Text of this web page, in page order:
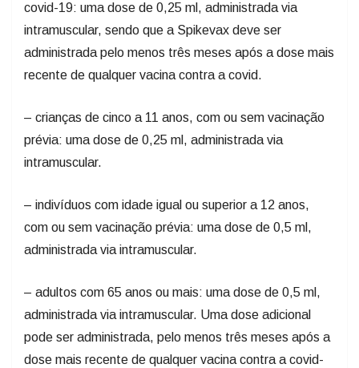
covid-19: uma dose de 0,25 ml, administrada via
intramuscular, sendo que a Spikevax deve ser
administrada pelo menos três meses após a dose mais
recente de qualquer vacina contra a covid.
– crianças de cinco a 11 anos, com ou sem vacinação
prévia: uma dose de 0,25 ml, administrada via
intramuscular.
– indivíduos com idade igual ou superior a 12 anos,
com ou sem vacinação prévia: uma dose de 0,5 ml,
administrada via intramuscular.
– adultos com 65 anos ou mais: uma dose de 0,5 ml,
administrada via intramuscular. Uma dose adicional
pode ser administrada, pelo menos três meses após a
dose mais recente de qualquer vacina contra a covid-